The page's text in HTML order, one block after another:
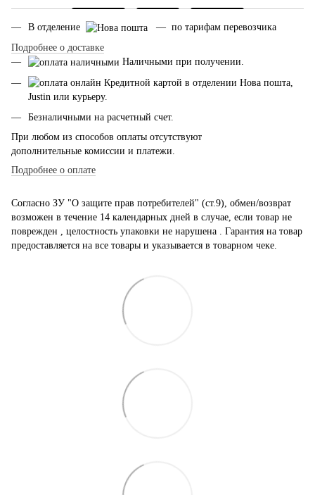
В отделение
— по тарифам перевозчика
Подробнее о доставке
Наличными при получении.
Кредитной картой в отделении Нова пошта,
Justin или курьеру.
Безналичными на расчетный счет.
При любом из способов оплаты отсутствуют
дополнительные комиссии и платежи.
Подробнее о оплате
Согласно ЗУ "О защите прав потребителей" (ст.9), обмен/возврат
возможен в течение 14 календарных дней в случае, если товар не
поврежден , целостность упаковки не нарушена . Гарантия на товар
предоставляется на все товары и указывается в товарном чеке.